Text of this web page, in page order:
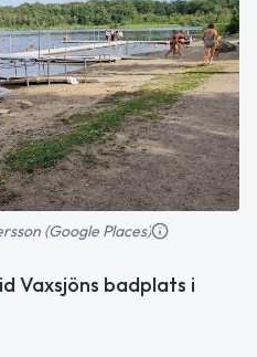
(Google Places)
Vaxsjöns badplats i